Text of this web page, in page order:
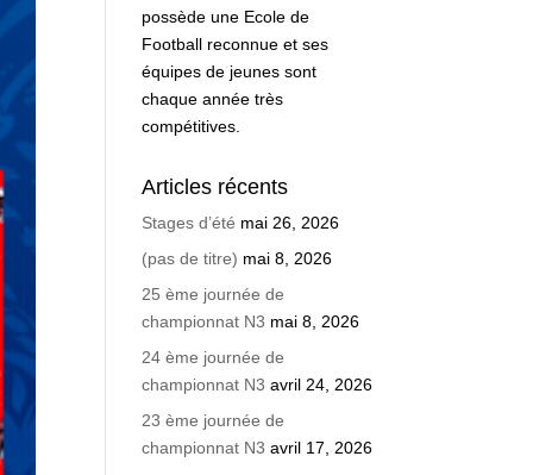
possède une Ecole de
Football reconnue et ses
équipes de jeunes sont
chaque année très
compétitives.
Articles récents
Stages d’été mai 26, 2026
(pas de titre) mai 8, 2026
25 ème journée de
championnat N3 mai 8, 2026
24 ème journée de
championnat N3 avril 24, 2026
23 ème journée de
championnat N3 avril 17, 2026